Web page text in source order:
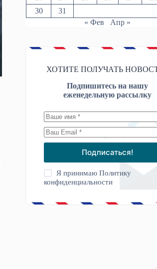
30
31
« Фев
Апр »
ХОТИТЕ ПОЛУЧАТЬ
Подпишитесь на нашу
еженедельную рассылку
Подписаться!
Я принимаюПолитику
конфиденциальности